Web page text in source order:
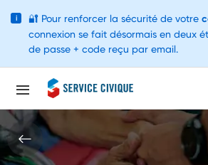
i 🔐 Pour renforcer la sécurité de votre
connexion se fait désormais en deux
de passe + code reçu par email.